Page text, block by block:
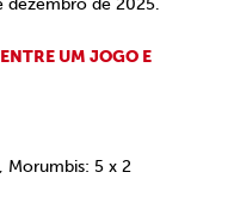
dezembro de 2025.
UM JOGO E
Morumbis: 5 x 2